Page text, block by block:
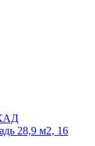
28,9 м2, 16